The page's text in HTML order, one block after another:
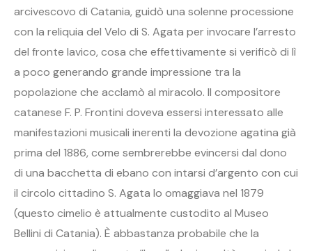
arcivescovo di Catania, guidò una solenne processione
con la reliquia del Velo di S. Agata per invocare l’arresto
del fronte lavico, cosa che effettivamente si verificò di lì
a poco generando grande impressione tra la
popolazione che acclamò al miracolo. Il compositore
catanese F. P. Frontini doveva essersi interessato alle
manifestazioni musicali inerenti la devozione agatina già
prima del 1886, come sembrerebbe evincersi dal dono
di una bacchetta di ebano con intarsi d’argento con cui
il circolo cittadino S. Agata lo omaggiava nel 1879
(questo cimelio è attualmente custodito al Museo
Bellini di Catania). È abbastanza probabile che la